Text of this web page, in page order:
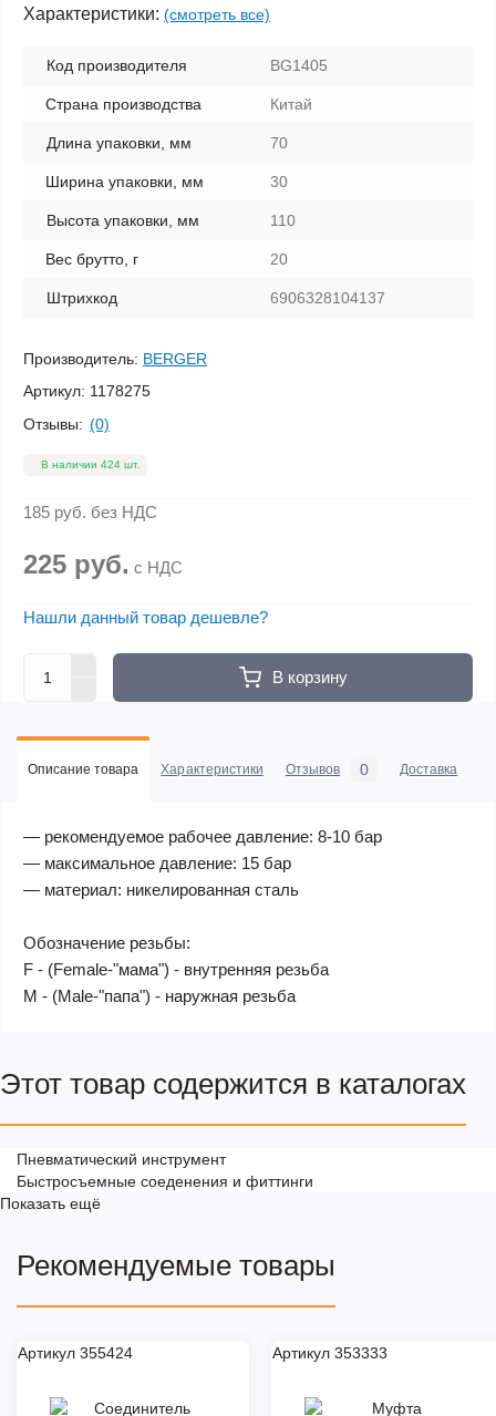
Характеристики: (смотреть все)
Код производителя BG1405
Страна производства Китай
Длина упаковки, мм 70
Ширина упаковки, мм 30
Высота упаковки, мм 110
Вес брутто, г 20
Штрихкод 6906328104137
Производитель: BERGER
Артикул: 1178275
Отзывы: (0)
В наличии 424 шт.
185 руб. без НДС
225 руб. с НДС
Нашли данный товар дешевле?
В корзину
Описание товара Характеристики Отзывов 0 Доставка
— рекомендуемое рабочее давление: 8-10 бар
— максимальное давление: 15 бар
— материал: никелированная сталь
Обозначение резьбы:
F - (Female-"мама") - внутренняя резьба
M - (Male-"папа") - наружная резьба
Этот товар содержится в каталогах
Пневматический инструмент
Быстросъемные соеденения и фиттинги
Показать ещё
Рекомендуемые товары
Артикул 355424 Артикул 353333